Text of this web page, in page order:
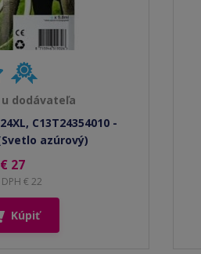
dodávateľa
C13T24354010 -
azúrový)
€ 27
€ 22
Kúpiť